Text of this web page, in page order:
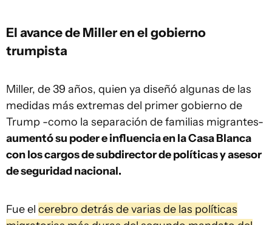
El avance de Miller en el gobierno
trumpista
Miller, de 39 años, quien ya diseñó algunas de las
medidas más extremas del primer gobierno de
Trump -como la separación de familias migrantes-
aumentó su poder e influencia en la Casa Blanca
con los cargos de subdirector de políticas y asesor
de seguridad nacional.
Fue el cerebro detrás de varias de las políticas